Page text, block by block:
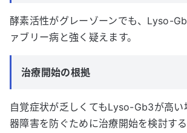
酵素活性がグレーゾーンでも、Lyso-
ァブリー病と強く疑えます。
治療開始の根拠
自覚症状が乏しくてもLyso-Gb3が高い
器障害を防ぐために治療開始を検討す